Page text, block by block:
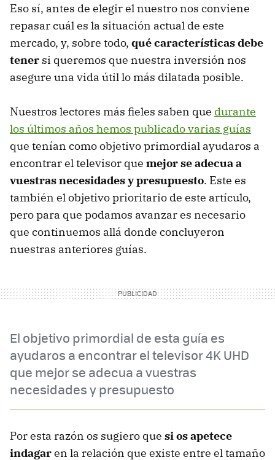
Eso sí, antes de elegir el nuestro nos conviene
repasar cuál es la situación actual de este
mercado, y, sobre todo, qué características debe
tener si queremos que nuestra inversión nos
asegure una vida útil lo más dilatada posible.
Nuestros lectores más fieles saben que durante
los últimos años hemos publicado varias guías
que tenían como objetivo primordial ayudaros a
encontrar el televisor que mejor se adecua a
vuestras necesidades y presupuesto. Este es
también el objetivo prioritario de este artículo,
pero para que podamos avanzar es necesario
que continuemos allá donde concluyeron
nuestras anteriores guías.
El objetivo primordial de esta guía es
ayudaros a encontrar el televisor 4K UHD
que mejor se adecua a vuestras
necesidades y presupuesto
Por esta razón os sugiero que si os apetece
indagaren la relación que existe entre el tamaño